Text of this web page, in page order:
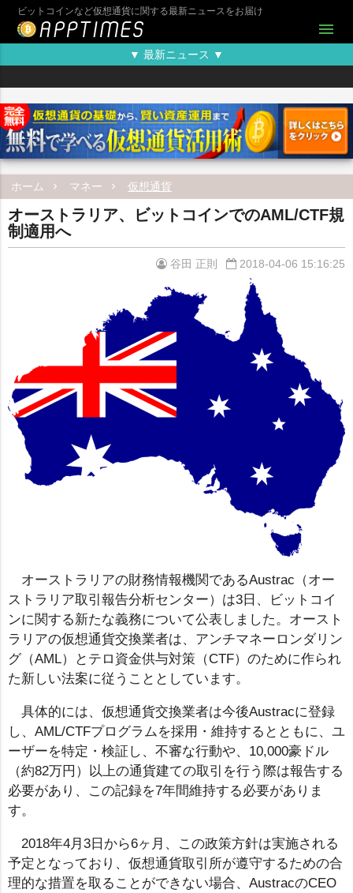
ビットコインなど仮想通貨に関する最新ニュースをお届け
menu
▼ 最新ニュース ▼
ホーム マネー 仮想通貨
オーストラリア、ビットコインでのAML/CTF規
制適用へ
谷田 正則 2018-04-06 15:16:25
オーストラリアの財務情報機関であるAustrac（オー
ストラリア取引報告分析センター）は3日、ビットコイ
ンに関する新たな義務について公表しました。オースト
ラリアの仮想通貨交換業者は、アンチマネーロンダリン
グ（AML）とテロ資金供与対策（CTF）のために作られ
た新しい法案に従うこととしています。
具体的には、仮想通貨交換業者は今後Austracに登録
し、AML/CTFプログラムを採用・維持するとともに、ユ
ーザーを特定・検証し、不審な行動や、10,000豪ドル
（約82万円）以上の通貨建ての取引を行う際は報告する
必要があり、この記録を7年間維持する必要がありま
す。
2018年4月3日から6ヶ月、この政策方針は実施される
予定となっており、仮想通貨取引所が遵守するための合
理的な措置を取ることができない場合、AustracのCEO